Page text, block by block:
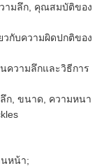
วามลึก, คุณสมบัติของ
วกับความผิดปกติของ
ความลึกและวิธีการ
ลึก, ขนาด, ความหนา
นหน้า;